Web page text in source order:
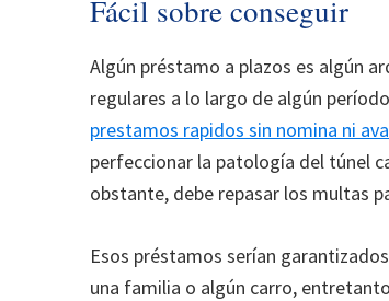
Fácil sobre conseguir
Algún préstamo a plazos es algún
regulares a lo largo de algún
prestamos rapidos sin nomina ni
perfeccionar la patologí­a del túnel
obstante, debe repasar los multas
Esos préstamos serían
una familia o algún carro,